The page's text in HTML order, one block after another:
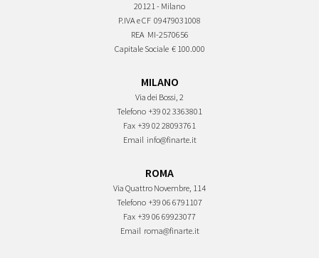
20121 - Milano
P.IVA e CF 09479031008
REA MI-2570656
Capitale Sociale € 100.000
MILANO
Via dei Bossi, 2
Telefono +39 02 3363801
Fax +39 02 28093761
Email info@finarte.it
ROMA
Via Quattro Novembre, 114
Telefono +39 06 6791107
Fax +39 06 69923077
Email roma@finarte.it